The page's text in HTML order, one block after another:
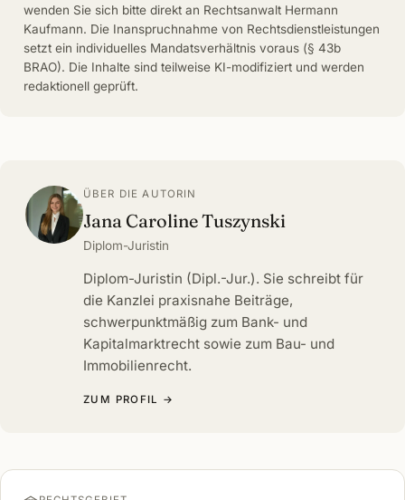
wenden Sie sich bitte direkt an Rechtsanwalt Hermann
Kaufmann. Die Inanspruchnahme von Rechtsdienstleistungen
setzt ein individuelles Mandatsverhältnis voraus (§ 43b
BRAO). Die Inhalte sind teilweise KI-modifiziert und werden
redaktionell geprüft.
ÜBER DIE AUTORIN
Jana Caroline Tuszynski
Diplom-Juristin
Diplom-Juristin (Dipl.-Jur.). Sie schreibt für
die Kanzlei praxisnahe Beiträge,
schwerpunktmäßig zum Bank- und
Kapitalmarktrecht sowie zum Bau- und
Immobilienrecht.
ZUM PROFIL →